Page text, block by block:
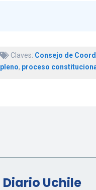
Claves: Consejo de
pleno, proceso
Diario Uchile